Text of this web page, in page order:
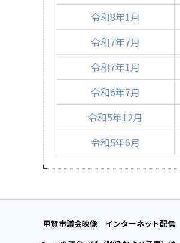
令和8年1月
令和7年7月
令和7年1月
令和6年7月
令和5年12月
令和5年6月
甲賀市議会映像 インターネット配信